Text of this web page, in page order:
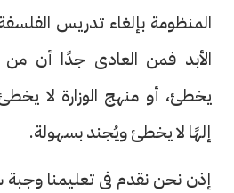
المنظومة بإلغاء تدريس
الأبد فمن العادى جدًا أن من
يخطئ، أو منهج الوزارة لا
إلهًا لا يخطئ ويُجند بسهولة.
إذن نحن نقدم فى تعليمنا